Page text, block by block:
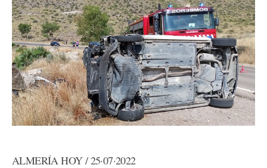
ALMERÍA HOY / 25·07·2022